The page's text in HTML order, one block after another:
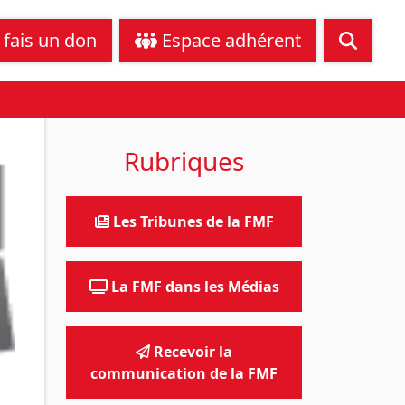
juridique Nous contacter
fais un don Espace adhérent
Rubriques
Les Tribunes de la FMF
La FMF dans les Médias
Recevoir la
communication de la FMF